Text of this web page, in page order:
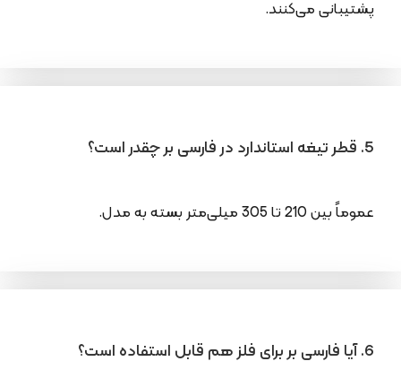
پشتیبانی می‌کنند.
5. قطر تیغه استاندارد در فارسی بر چقدر است؟
عموماً بین 210 تا 305 میلی‌متر بسته به مدل.
6. آیا فارسی بر برای فلز هم قابل استفاده است؟